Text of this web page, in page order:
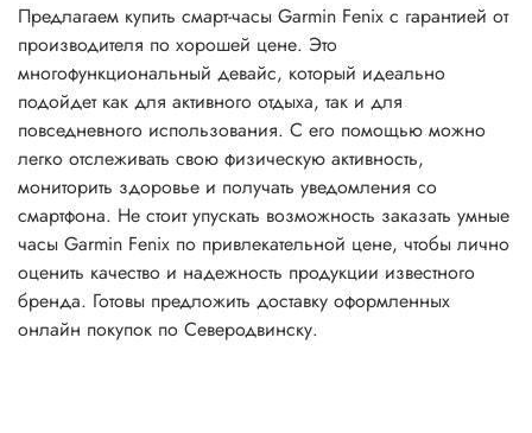
Предлагаем купить смарт-часы Garmin Fenix с гарантией от
производителя по хорошей цене. Это
многофункциональный девайс, который идеально
подойдет как для активного отдыха, так и для
повседневного использования. С его помощью можно
легко отслеживать свою физическую активность,
мониторить здоровье и получать уведомления со
смартфона. Не стоит упускать возможность заказать умные
часы Garmin Fenix по привлекательной цене, чтобы лично
оценить качество и надежность продукции известного
бренда. Готовы предложить доставку оформленных
онлайн покупок по Северодвинску.